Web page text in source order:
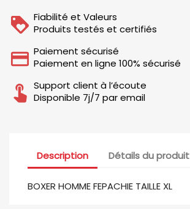
Fiabilité et Valeurs
Produits testés et certifiés
Paiement sécurisé
Paiement en ligne 100% sécurisé
Support client à l’écoute
Disponible 7j/7 par email
Description Détails du produit
BOXER HOMME FEPACHIE TAILLE XL